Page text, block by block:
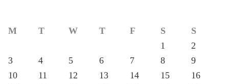
M T W T F S
S
1
2
3
4 5 6 7 8
9
10
11 12 13 14 15
16